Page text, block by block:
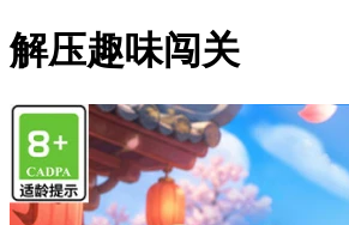
解压趣味闯关